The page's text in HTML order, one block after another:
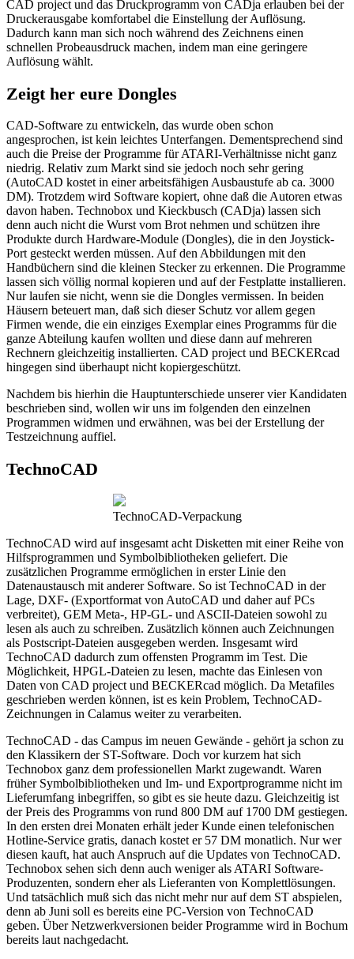
CAD project und das Druckprogramm von CADja erlauben bei der
Druckerausgabe komfortabel die Einstellung der Auflösung.
Dadurch kann man sich noch während des Zeichnens einen
schnellen Probeausdruck machen, indem man eine geringere
Auflösung wählt.
Zeigt her eure Dongles
CAD-Software zu entwickeln, das wurde oben schon
angesprochen, ist kein leichtes Unterfangen. Dementsprechend sind
auch die Preise der Programme für ATARI-Verhältnisse nicht ganz
niedrig. Relativ zum Markt sind sie jedoch noch sehr gering
(AutoCAD kostet in einer arbeitsfähigen Ausbaustufe ab ca. 3000
DM). Trotzdem wird Software kopiert, ohne daß die Autoren etwas
davon haben. Technobox und Kieckbusch (CADja) lassen sich
denn auch nicht die Wurst vom Brot nehmen und schützen ihre
Produkte durch Hardware-Module (Dongles), die in den Joystick-
Port gesteckt werden müssen. Auf den Abbildungen mit den
Handbüchern sind die kleinen Stecker zu erkennen. Die Programme
lassen sich völlig normal kopieren und auf der Festplatte installieren.
Nur laufen sie nicht, wenn sie die Dongles vermissen. In beiden
Häusern beteuert man, daß sich dieser Schutz vor allem gegen
Firmen wende, die ein einziges Exemplar eines Programms für die
ganze Abteilung kaufen wollten und diese dann auf mehreren
Rechnern gleichzeitig installierten. CAD project und BECKERcad
hingegen sind überhaupt nicht kopiergeschützt.
Nachdem bis hierhin die Hauptunterschiede unserer vier Kandidaten
beschrieben sind, wollen wir uns im folgenden den einzelnen
Programmen widmen und erwähnen, was bei der Erstellung der
Testzeichnung auffiel.
TechnoCAD
TechnoCAD-Verpackung
TechnoCAD wird auf insgesamt acht Disketten mit einer Reihe von
Hilfsprogrammen und Symbolbibliotheken geliefert. Die
zusätzlichen Programme ermöglichen in erster Linie den
Datenaustausch mit anderer Software. So ist TechnoCAD in der
Lage, DXF- (Exportformat von AutoCAD und daher auf PCs
verbreitet), GEM Meta-, HP-GL- und ASCII-Dateien sowohl zu
lesen als auch zu schreiben. Zusätzlich können auch Zeichnungen
als Postscript-Dateien ausgegeben werden. Insgesamt wird
TechnoCAD dadurch zum offensten Programm im Test. Die
Möglichkeit, HPGL-Dateien zu lesen, machte das Einlesen von
Daten von CAD project und BECKERcad möglich. Da Metafiles
geschrieben werden können, ist es kein Problem, TechnoCAD-
Zeichnungen in Calamus weiter zu verarbeiten.
TechnoCAD - das Campus im neuen Gewände - gehört ja schon zu
den Klassikern der ST-Software. Doch vor kurzem hat sich
Technobox ganz dem professionellen Markt zugewandt. Waren
früher Symbolbibliotheken und Im- und Exportprogramme nicht im
Lieferumfang inbegriffen, so gibt es sie heute dazu. Gleichzeitig ist
der Preis des Programms von rund 800 DM auf 1700 DM gestiegen.
In den ersten drei Monaten erhält jeder Kunde einen telefonischen
Hotline-Service gratis, danach kostet er 57 DM monatlich. Nur wer
diesen kauft, hat auch Anspruch auf die Updates von TechnoCAD.
Technobox sehen sich denn auch weniger als ATARI Software-
Produzenten, sondern eher als Lieferanten von Komplettlösungen.
Und tatsächlich muß sich das nicht mehr nur auf dem ST abspielen,
denn ab Juni soll es bereits eine PC-Version von TechnoCAD
geben. Über Netzwerkversionen beider Programme wird in Bochum
bereits laut nachgedacht.